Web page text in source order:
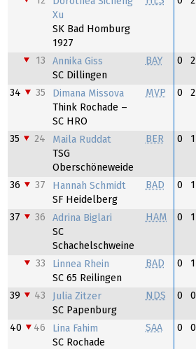
Xu
SK Bad Homburg
1927
13
Annika Giss
SC Dillingen
BAY 0 2
34 35
Dimana Missova
Think Rochade –
SC HRO
MVP 0 2
35 24
Maila Ruddat
TSG
Oberschöneweide
BER 0 1
36 37
Hannah Schmidt
SF Heidelberg
BAD 0 1
37 36
Adrina Biglari
SC
Schachelschweine
HAM 0 1
33
Linnea Rhein
SC 65 Reilingen
BAD 0 1
39 43
Julia Zitzer
SC Papenburg
NDS 0 0
40 46
Lina Fahim
SC Rochade
SAA 0 0